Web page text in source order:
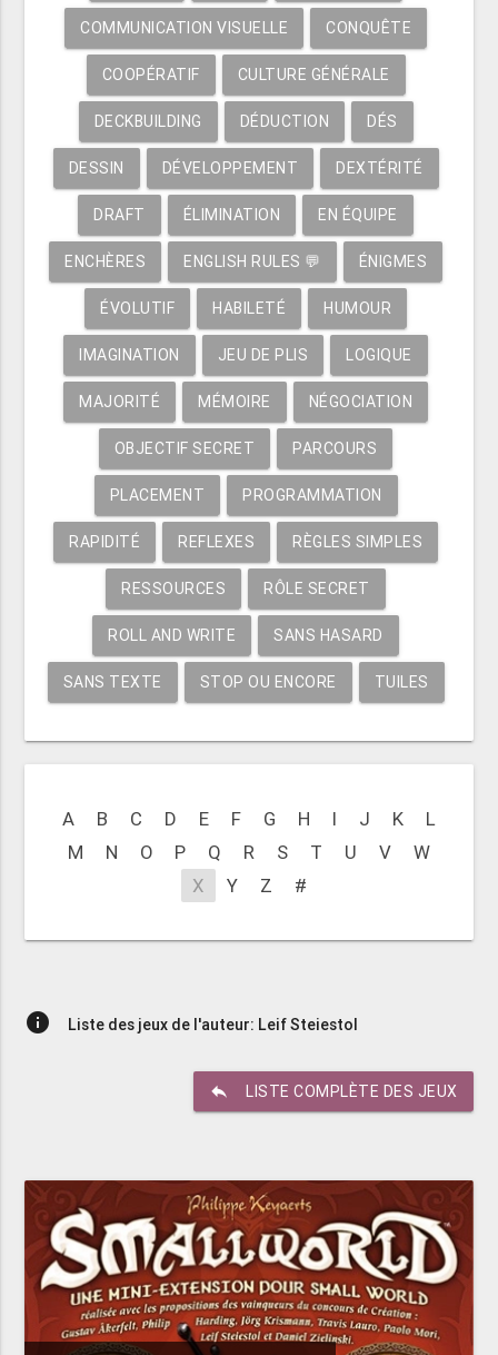
COMMUNICATION VISUELLE CONQUÊTE
COOPÉRATIF CULTURE GÉNÉRALE
DECKBUILDING DÉDUCTION DÉS
DESSIN DÉVELOPPEMENT DEXTÉRITÉ
DRAFT ÉLIMINATION EN ÉQUIPE
ENCHÈRES ENGLISH RULES 💬 ÉNIGMES
ÉVOLUTIF HABILETÉ HUMOUR
IMAGINATION JEU DE PLIS LOGIQUE
MAJORITÉ MÉMOIRE NÉGOCIATION
OBJECTIF SECRET PARCOURS
PLACEMENT PROGRAMMATION
RAPIDITÉ REFLEXES RÈGLES SIMPLES
RESSOURCES RÔLE SECRET
ROLL AND WRITE SANS HASARD
SANS TEXTE STOP OU ENCORE TUILES
A B C D E F G H I J K
L
M
N O P Q R S T U V
W
X
Y Z #
info Liste des jeux de l'auteur: Leif Steiestol
reply LISTE COMPLÈTE DES JEUX